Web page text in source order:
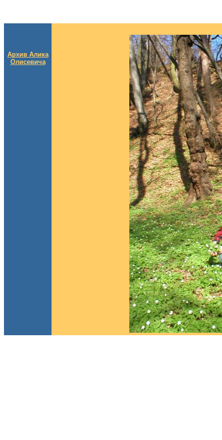
Архив Алика
Олисевича